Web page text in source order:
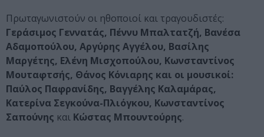
Πρωταγωνιστούν οι ηθοποιοί και τραγουδιστές:
Γεράσιμος Γεννατάς, Πέννυ Μπαλτατζή, Βανέσα
Αδαμοπούλου, Αργύρης Αγγέλου, Βασίλης
Μαργέτης, Ελένη Μισχοπούλου, Κωνσταντίνος
Μουταφτσής, Θάνος Κόνιαρης και οι μουσικοί:
Παύλος Παφρανίδης, Βαγγέλης Καλαμάρας,
Κατερίνα Σεγκούνα-Πλιόγκου, Κωνσταντίνος
Σαπούνης και Κώστας Μπουντούρης.